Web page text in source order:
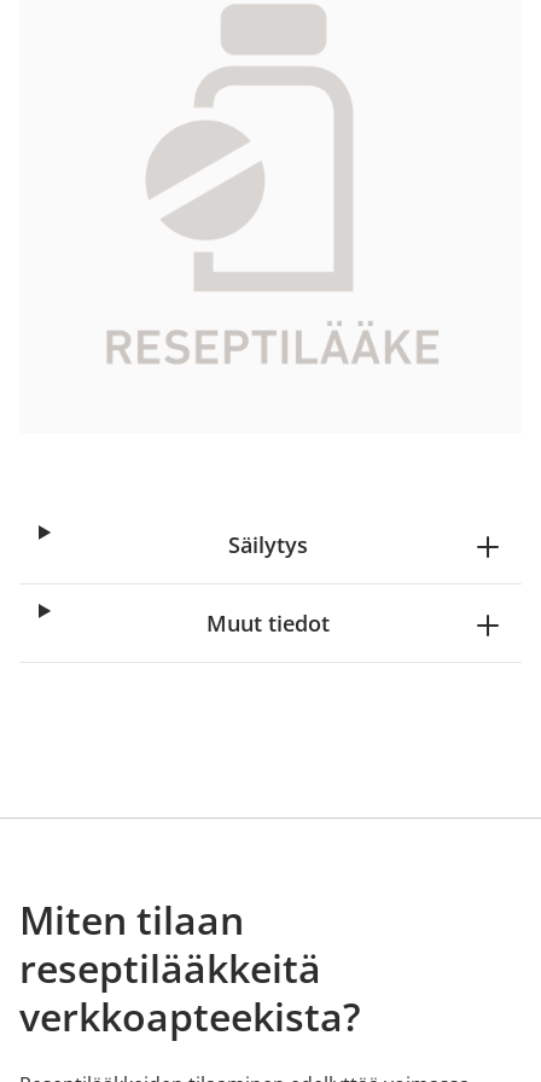
infuusioneste, liuos 10 mg/ml 10 x 100 ml
456529
Vaikuttava aine parasetamoli
10 x 100 ml
Fresenius Kabi Ab
Tarkista Kela-korvattavuus
Säilytys
Muut tiedot
Miten tilaan
reseptilääkkeitä
verkkoapteekista?